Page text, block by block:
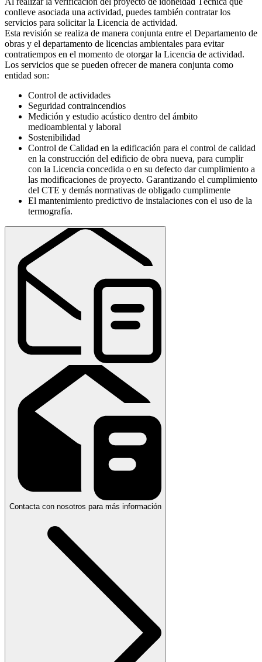
conlleve asociada una actividad, puedes también contratar los
servicios para solicitar la Licencia de actividad.
Esta revisión se realiza de manera conjunta entre el Departamento de
obras y el departamento de licencias ambientales para evitar
contratiempos en el momento de otorgar la Licencia de actividad.
Los servicios que se pueden ofrecer de manera conjunta como
entidad son:
Control de actividades
Seguridad contraincendios
Medición y estudio acústico dentro del ámbito
medioambiental y laboral
Sostenibilidad
Control de Calidad en la edificación para el control de calidad
en la construcción del edificio de obra nueva, para cumplir
con la Licencia concedida o en su defecto dar cumplimiento a
las modificaciones de proyecto. Garantizando el cumplimiento
del CTE y demás normativas de obligado cumplimente
El mantenimiento predictivo de instalaciones con el uso de la
termografía.
Contacta con nosotros para más información